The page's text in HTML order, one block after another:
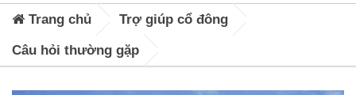
Trang chủ Trợ giúp cổ đông
Câu hỏi thường gặp